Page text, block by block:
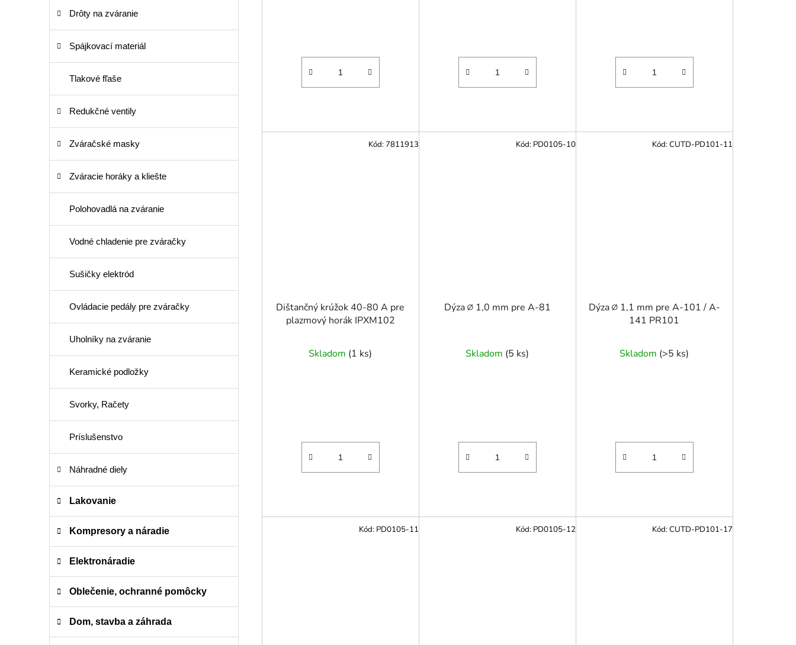
Drôty na zváranie
Spájkovací materiál
Tlakové fľaše
Redukčné ventily
Zváračské masky
Zváracie horáky a kliešte
Polohovadlá na zváranie
Vodné chladenie pre zváračky
Sušičky elektród
Ovládacie pedály pre zváračky
Uholníky na zváranie
Keramické podložky
Svorky, Račety
Príslušenstvo
Náhradné diely
Lakovanie
Kompresory a náradie
Elektronáradie
Oblečenie, ochranné pomôcky
Dom, stavba a záhrada
Dištančný krúžok 40-80 A pre
plazmový horák IPXM102
Skladom (1 ks)
Kód: 7811913
Dýza ∅ 1,0 mm pre A-81
Skladom (5 ks)
Kód: PD0105-10
Dýza ∅ 1,1 mm pre A-101 / A-
141 PR101
Skladom (>5 ks)
Kód:CUTD-PD101-11
Kód: PD0105-11 Kód: PD0105-12 Kód:CUTD-PD101-17